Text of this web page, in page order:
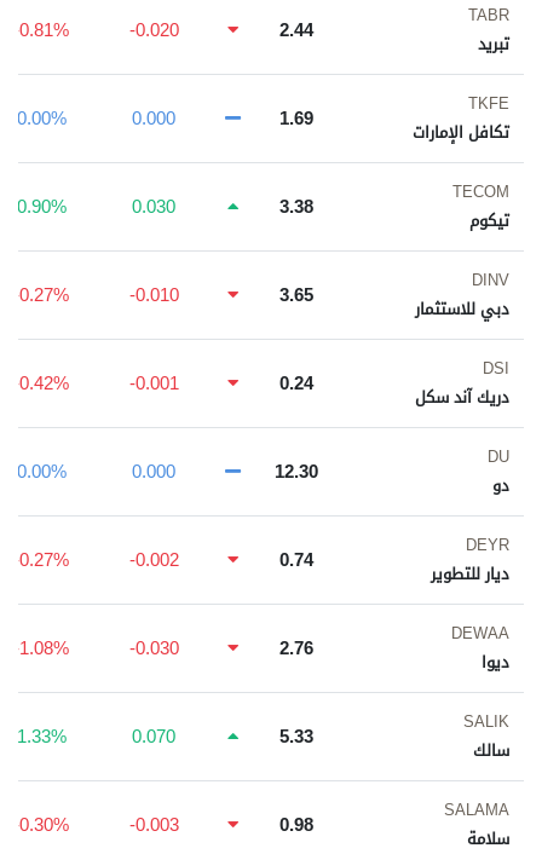
TABR
تبريد
2.44
-0.020
-0.81%
TKFE
تكافل الإمارات
1.69
0.000
0.00%
TECOM
تيكوم
3.38
0.030
0.90%
DINV
دبي للاستثمار
3.65
-0.010
-0.27%
DSI
دريك آند سكل
0.24
-0.001
-0.42%
DU
دو
12.30
0.000
0.00%
DEYR
ديار للتطوير
0.74
-0.002
-0.27%
DEWAA
ديوا
2.76
-0.030
-1.08%
SALIK
سالك
5.33
0.070
1.33%
SALAMA
سلامة
0.98
-0.003
-0.30%